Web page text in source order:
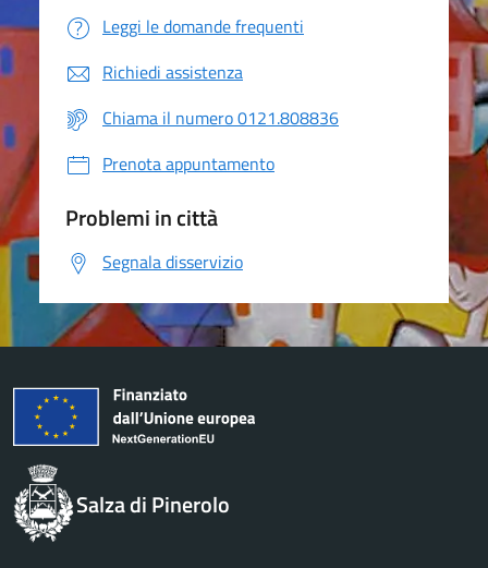
Leggi le domande frequenti
Richiedi assistenza
Chiama il numero 0121.808836
Prenota appuntamento
Problemi in città
Segnala disservizio
Salza di Pinerolo